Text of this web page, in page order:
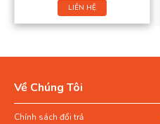
LIÊN HỆ
Về Chúng Tôi
Chính sách đổi trả